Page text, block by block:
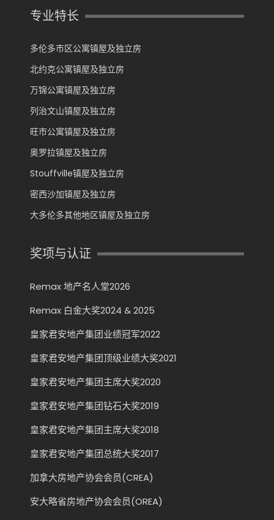
专业特长
多伦多市区公寓镇屋及独立房
北约克公寓镇屋及独立房
万锦公寓镇屋及独立房
列治文山镇屋及独立房
旺市公寓镇屋及独立房
奥罗拉镇屋及独立房
Stouffville镇屋及独立房
密西沙加镇屋及独立房
大多伦多其他地区镇屋及独立房
奖项与认证
Remax 地产名人堂2026
Remax 白金大奖2024 & 2025
皇家君安地产集团业绩冠军2022
皇家君安地产集团顶级业绩大奖2021
皇家君安地产集团主席大奖2020
皇家君安地产集团钻石大奖2019
皇家君安地产集团主席大奖2018
皇家君安地产集团总统大奖2017
加拿大房地产协会会员(CREA)
安大略省房地产协会会员(OREA)